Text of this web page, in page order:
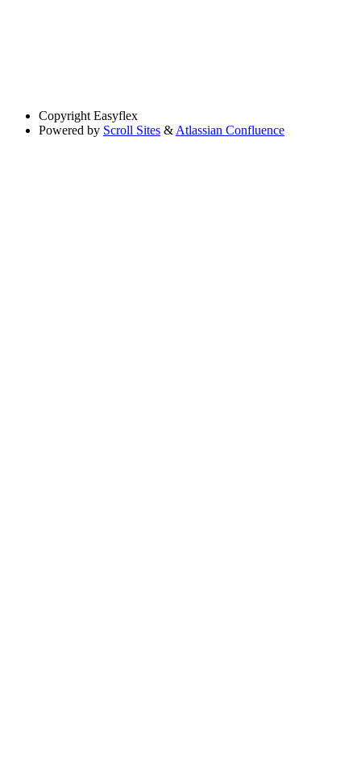
Copyright Easyflex
Powered by Scroll Sites &Atlassian Confluence